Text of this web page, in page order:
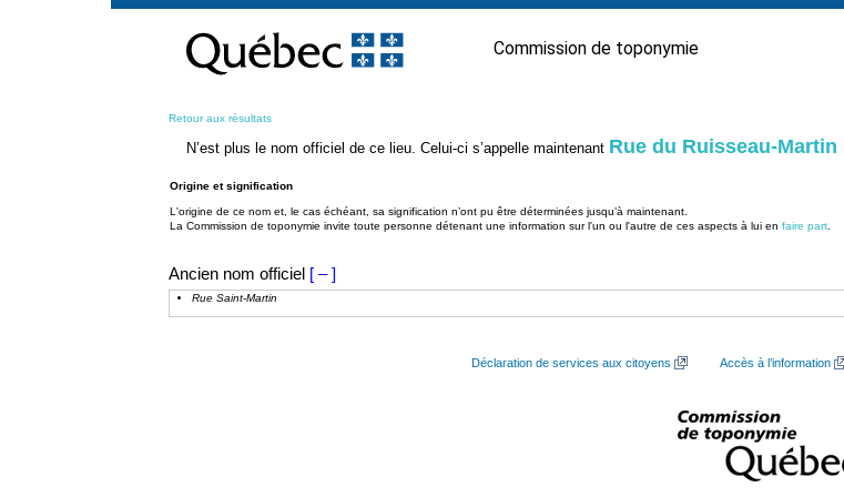
contenu
Commission de toponymie
Retour aux résultats
N’est plus le nom officiel de ce lieu. Celui-ci s’appelle maintenant Rue du Ruisseau-Martin
Origine et signification
L'origine de ce nom et, le cas échéant, sa signification n’ont pu être déterminées jusqu’à maintenant.
La Commission de toponymie invite toute personne détenant une information sur l'un ou l'autre de ces aspects à lui en faire part
Ancien nom officiel [ – ]
Rue Saint-Martin
Déclaration de services aux citoyens Accès à l’information